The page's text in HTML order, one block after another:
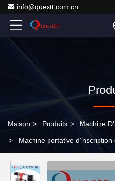
info@questt.com.cn
Maison > Produits > Machine
> Machine portative